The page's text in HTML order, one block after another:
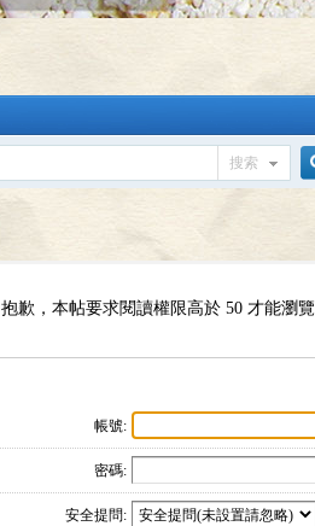
搜索
索
抱歉，本帖要求閱讀權限高於 50 才能瀏覽
帳號:
密碼:
安全提問: